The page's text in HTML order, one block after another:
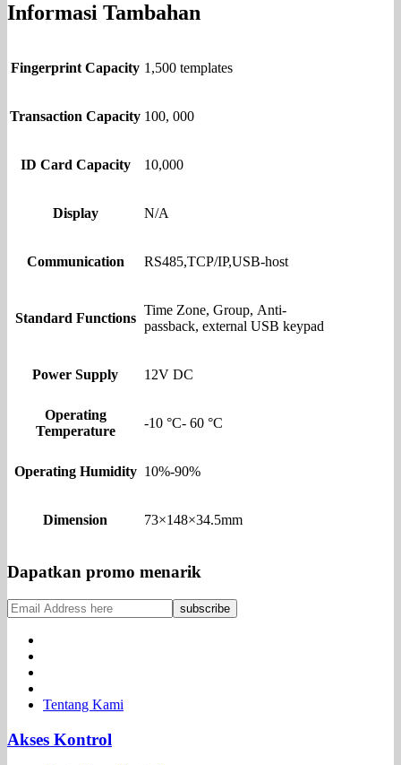
Informasi Tambahan
Fingerprint Capacity 1,500 templates
Transaction Capacity 100, 000
ID Card Capacity 10,000
Display N/A
Communication RS485,TCP/IP,USB-host
Standard Functions
Time Zone, Group, Anti-
passback, external USB keypad
Power Supply 12V DC
Operating
Temperature
-10 °C- 60 °C
Operating Humidity 10%-90%
Dimension 73×148×34.5mm
Dapatkan promo menarik
Tentang Kami
Akses Kontrol